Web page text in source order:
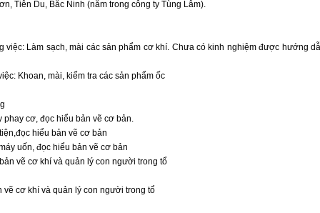
Tiên Du, Bắc Ninh (nằm trong công ty Tùng Lâm).
Làm sạch, mài các sản phẩm cơ khí. Chưa có kinh nghiệm được hướng
Khoan, mài, kiểm tra các sản phẩm ốc
cơ, đọc hiểu bản vẽ cơ bản.
hiểu bản vẽ cơ bản
uốn, đọc hiểu bản vẽ cơ bản
vẽ cơ khí và quản lý con người trong tổ
vẽ cơ khí và quản lý con người trong tổ